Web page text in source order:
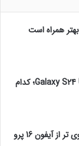
بررسی رنگ بندی گوشی Galaxy S24 Ultra؛ کدام
گلکسی اس 25 اولترا احتمالا قوی تر از آیفون 16 پرو